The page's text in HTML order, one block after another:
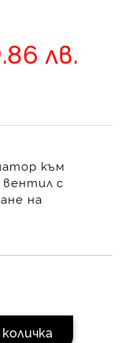
лв.
към
с
на
до 30 дни
на
За
на 4 вноски.
на
разделя на 3
За
до 1000 лв.
месечни вноски